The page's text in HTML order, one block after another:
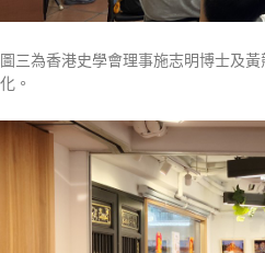
圖三為香港史學會理事施志明博士及
化。